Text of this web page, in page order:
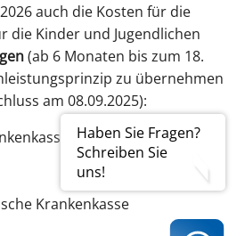
Haben Sie Fragen?
Schreiben Sie
uns!
auch die Kosten für die
die Kinder und Jugendlichen
(ab 6 Monaten bis zum 18.
zu übernehmen
am 08.09.2025):
Krankenkasse